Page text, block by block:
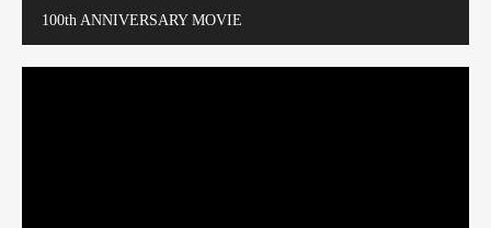
100th ANNIVERSARY MOVIE